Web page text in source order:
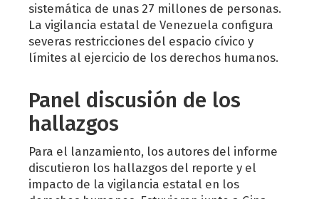
sistemática de unas 27 millones de personas.
La vigilancia estatal de Venezuela configura
severas restricciones del espacio cívico y
límites al ejercicio de los derechos humanos.
Panel discusión de los
hallazgos
Para el lanzamiento, los autores del informe
discutieron los hallazgos del reporte y el
impacto de la vigilancia estatal en los